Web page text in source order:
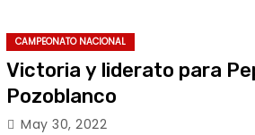
CAMPEONATO NACIONAL
Victoria y liderato para
Pozoblanco
May 30, 2022